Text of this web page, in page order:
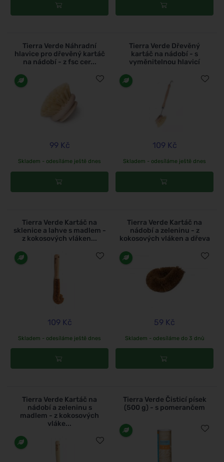
Tierra Verde Náhradní
hlavice pro dřevěný kartáč
na nádobí - z fsc cer...
99 Kč
Skladem - odesíláme ještě dnes
Tierra Verde Dřevěný
kartáč na nádobí - s
vyměnitelnou hlavicí
109 Kč
Skladem - odesíláme ještě dnes
Tierra Verde Kartáč na
sklenice a lahve s madlem -
z kokosových vláken...
109 Kč
Skladem - odesíláme ještě dnes
Tierra Verde Kartáč na
nádobí a zeleninu - z
kokosových vláken a dřeva
59 Kč
Skladem - odesíláme do 3 dnů
Tierra Verde Kartáč na
nádobí a zeleninu s
madlem - z kokosových
vláke...
Tierra Verde Čisticí písek
(500 g) - s pomerančem